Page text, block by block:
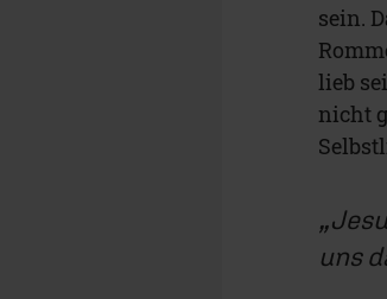
sein.
lieb
nicht
uns